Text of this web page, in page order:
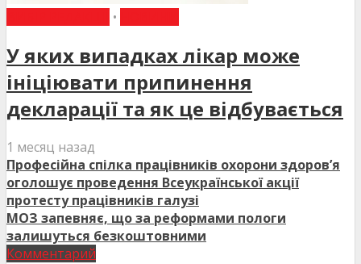
•
У яких випадках лікар може
ініціювати припинення
декларації та як це відбувається
1 месяц назад
Професійна спілка працівників охорони здоров’я
оголошує проведення Всеукраїнської акції
протесту працівників галузі
МОЗ запевняє, що за реформами пологи
залишуться безкоштовними
Комментарий